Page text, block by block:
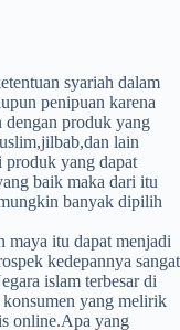
syariah dalam
penipuan karena
dengan produk yang
lain
produk yang dapat
baik maka dari itu
banyak dipilih
maya itu dapat menjadi
kedepannya sangat
islam terbesar di
yang melirik
online.Apa yang